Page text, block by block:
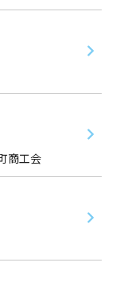
商工会